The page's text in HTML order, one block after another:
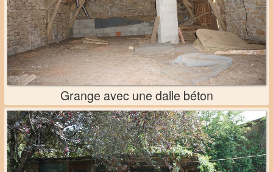
Grange avec une dalle béton